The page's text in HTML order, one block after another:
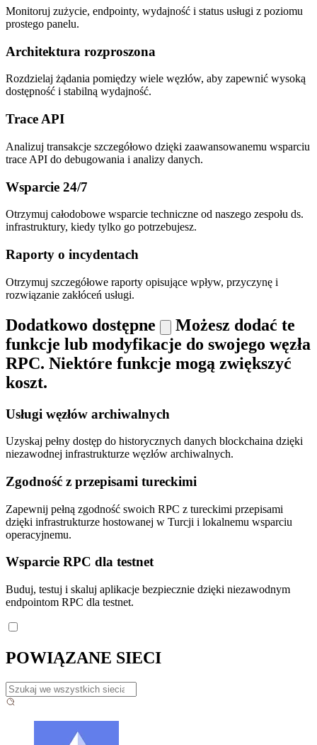
Monitoruj zużycie, endpointy, wydajność i status usługi z poziomu
prostego panelu.
Architektura rozproszona
Rozdzielaj żądania pomiędzy wiele węzłów, aby zapewnić wysoką
dostępność i stabilną wydajność.
Trace API
Analizuj transakcje szczegółowo dzięki zaawansowanemu wsparciu
trace API do debugowania i analizy danych.
Wsparcie 24/7
Otrzymuj całodobowe wsparcie techniczne od naszego zespołu ds.
infrastruktury, kiedy tylko go potrzebujesz.
Raporty o incydentach
Otrzymuj szczegółowe raporty opisujące wpływ, przyczynę i
rozwiązanie zakłóceń usługi.
Dodatkowo dostępne
Możesz dodać te
funkcje lub modyfikacje do swojego węzła
RPC. Niektóre funkcje mogą zwiększyć
koszt.
Usługi węzłów archiwalnych
Uzyskaj pełny dostęp do historycznych danych blockchaina dzięki
niezawodnej infrastrukturze węzłów archiwalnych.
Zgodność z przepisami tureckimi
Zapewnij pełną zgodność swoich RPC z tureckimi przepisami
dzięki infrastrukturze hostowanej w Turcji i lokalnemu wsparciu
operacyjnemu.
Wsparcie RPC dla testnet
Buduj, testuj i skaluj aplikacje bezpiecznie dzięki niezawodnym
endpointom RPC dla testnet.
POWIĄZANE SIECI